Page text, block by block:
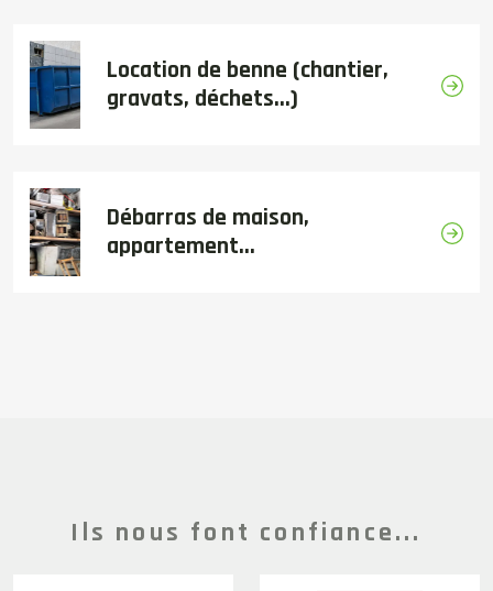
Location de benne (chantier,
gravats, déchets...)
Débarras de maison,
appartement...
Ils nous font confiance...